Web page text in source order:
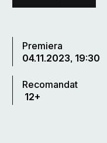
Premiera
04.11.2023, 19:30
Recomandat
12+